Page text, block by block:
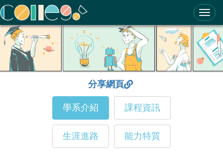
ColleGo! 大學選才與高中育才輔助系統
分享網頁
學系介紹 課程資訊
生涯進路 能力特質